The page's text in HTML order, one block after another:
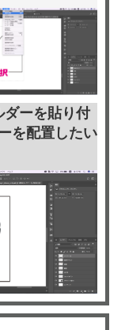
ーを貼り付
を配置したい